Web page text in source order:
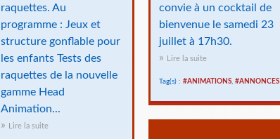
raquettes. Au
programme : Jeux et
structure gonflable pour
les enfants Tests des
raquettes de la nouvelle
gamme Head
Animation...
Lire la suite
convie à un cocktail de
bienvenue le samedi 23
juillet à 17h30.
Lire la suite
Tag(s) : #ANIMATIONS, #ANNONCES